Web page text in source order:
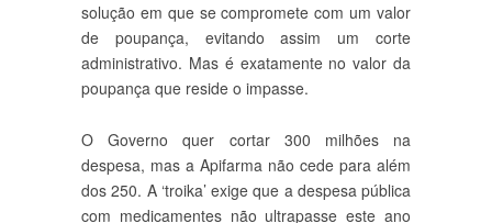
solução em que se compromete com um valor
de poupança, evitando assim um corte
administrativo. Mas é exatamente no valor da
poupança que reside o impasse.
O Governo quer cortar 300 milhões na
despesa, mas a Apifarma não cede para além
dos 250. A ‘troika’ exige que a despesa pública
com medicamentes não ultrapasse este ano